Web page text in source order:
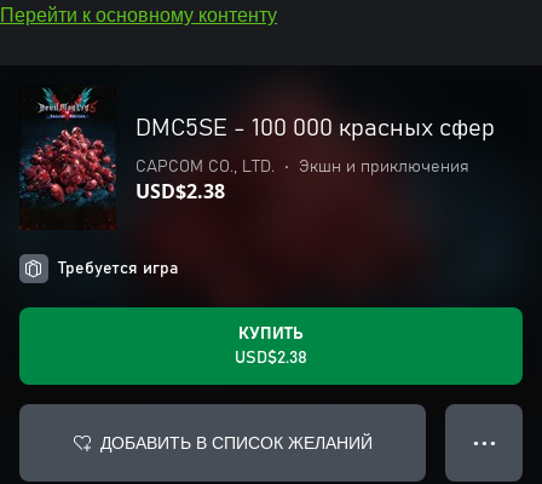
Перейти к основному контенту
DMC5SE - 100 000 красных сфер
CAPCOM CO., LTD. • Экшн и приключения
USD$2.38
Требуется игра
КУПИТЬ
USD$2.38
ДОБАВИТЬ В СПИСОК ЖЕЛАНИЙ ● ● ●